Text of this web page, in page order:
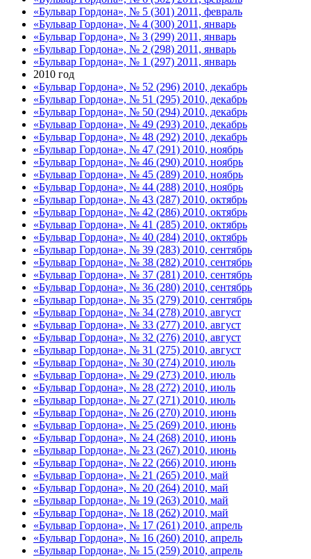
«Бульвар Гордона», № 5 (301) 2011, февраль
«Бульвар Гордона», № 4 (300) 2011, январь
«Бульвар Гордона», № 3 (299) 2011, январь
«Бульвар Гордона», № 2 (298) 2011, январь
«Бульвар Гордона», № 1 (297) 2011, январь
2010 год
«Бульвар Гордона», № 52 (296) 2010, декабрь
«Бульвар Гордона», № 51 (295) 2010, декабрь
«Бульвар Гордона», № 50 (294) 2010, декабрь
«Бульвар Гордона», № 49 (293) 2010, декабрь
«Бульвар Гордона», № 48 (292) 2010, декабрь
«Бульвар Гордона», № 47 (291) 2010, ноябрь
«Бульвар Гордона», № 46 (290) 2010, ноябрь
«Бульвар Гордона», № 45 (289) 2010, ноябрь
«Бульвар Гордона», № 44 (288) 2010, ноябрь
«Бульвар Гордона», № 43 (287) 2010, октябрь
«Бульвар Гордона», № 42 (286) 2010, октябрь
«Бульвар Гордона», № 41 (285) 2010, октябрь
«Бульвар Гордона», № 40 (284) 2010, октябрь
«Бульвар Гордона», № 39 (283) 2010, сентябрь
«Бульвар Гордона», № 38 (282) 2010, сентябрь
«Бульвар Гордона», № 37 (281) 2010, сентябрь
«Бульвар Гордона», № 36 (280) 2010, сентябрь
«Бульвар Гордона», № 35 (279) 2010, сентябрь
«Бульвар Гордона», № 34 (278) 2010, август
«Бульвар Гордона», № 33 (277) 2010, август
«Бульвар Гордона», № 32 (276) 2010, август
«Бульвар Гордона», № 31 (275) 2010, август
«Бульвар Гордона», № 30 (274) 2010, июль
«Бульвар Гордона», № 29 (273) 2010, июль
«Бульвар Гордона», № 28 (272) 2010, июль
«Бульвар Гордона», № 27 (271) 2010, июль
«Бульвар Гордона», № 26 (270) 2010, июнь
«Бульвар Гордона», № 25 (269) 2010, июнь
«Бульвар Гордона», № 24 (268) 2010, июнь
«Бульвар Гордона», № 23 (267) 2010, июнь
«Бульвар Гордона», № 22 (266) 2010, июнь
«Бульвар Гордона», № 21 (265) 2010, май
«Бульвар Гордона», № 20 (264) 2010, май
«Бульвар Гордона», № 19 (263) 2010, май
«Бульвар Гордона», № 18 (262) 2010, май
«Бульвар Гордона», № 17 (261) 2010, апрель
«Бульвар Гордона», № 16 (260) 2010, апрель
«Бульвар Гордона», № 15 (259) 2010, апрель